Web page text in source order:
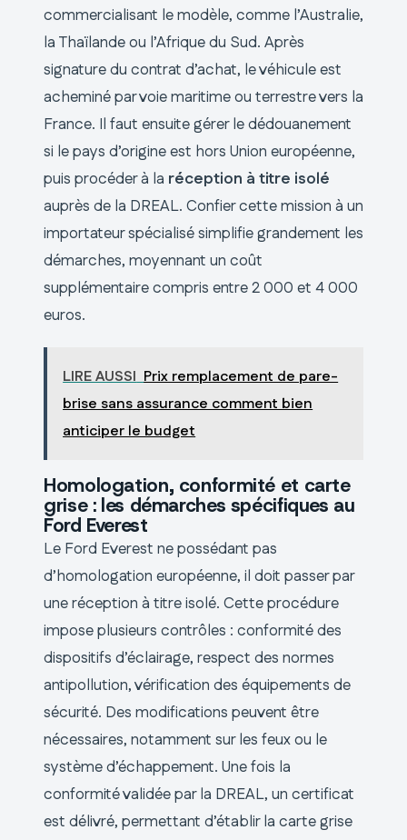
commercialisant le modèle, comme l’Australie,
la Thaïlande ou l’Afrique du Sud. Après
signature du contrat d’achat, le véhicule est
acheminé par voie maritime ou terrestre vers la
France. Il faut ensuite gérer le dédouanement
si le pays d’origine est hors Union européenne,
puis procéder à la réception à titre isolé
auprès de la DREAL. Confier cette mission à un
importateur spécialisé simplifie grandement les
démarches, moyennant un coût
supplémentaire compris entre 2 000 et 4 000
euros.
LIRE AUSSI Prix remplacement de pare-
brise sans assurance comment bien
anticiper le budget
Homologation, conformité et carte
grise : les démarches spécifiques au
Ford Everest
Le Ford Everest ne possédant pas
d’homologation européenne, il doit passer par
une réception à titre isolé. Cette procédure
impose plusieurs contrôles : conformité des
dispositifs d’éclairage, respect des normes
antipollution, vérification des équipements de
sécurité. Des modifications peuvent être
nécessaires, notamment sur les feux ou le
système d’échappement. Une fois la
conformité validée par la DREAL, un certificat
est délivré, permettant d’établir la carte grise